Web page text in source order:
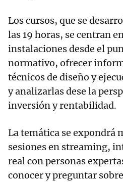
Los cursos, que se
las 19 horas, se centran
instalaciones desde el
normativo, ofrecer
técnicos de diseño y
y analizarlas dese la
inversión y rentabilidad.
La temática se expondrá
sesiones en streaming,
real con personas
conocer y preguntar